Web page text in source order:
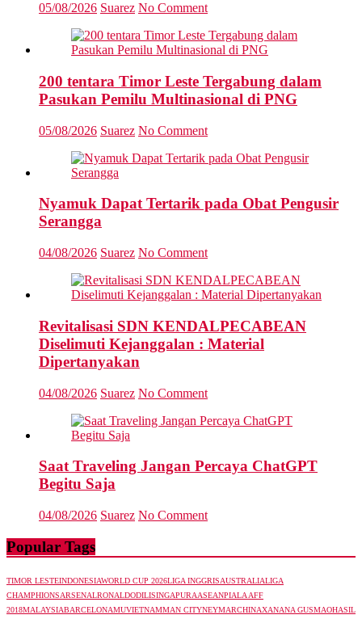
05/08/2026 Suarez No Comment
200 tentara Timor Leste Tergabung dalam
Pasukan Pemilu Multinasional di PNG
05/08/2026 Suarez No Comment
Nyamuk Dapat Tertarik pada Obat Pengusir
Serangga
04/08/2026 Suarez No Comment
Revitalisasi SDN KENDALPECABEAN
Diselimuti Kejanggalan : Material
Dipertanyakan
04/08/2026 Suarez No Comment
Saat Traveling Jangan Percaya ChatGPT
Begitu Saja
04/08/2026 Suarez No Comment
Popular Tags
TIMOR LESTEINDONESIAWORLD CUP 2026LIGA INGGRISAUSTRALIALIGA
CHAMPHIONSARSENALRONALDODILISINGAPURAASEANPIALA AFF
2018MALAYSIABARCELONAMUVIETNAMMAN CITYNEYMARCHINAXANANA GUSMAOHASIL